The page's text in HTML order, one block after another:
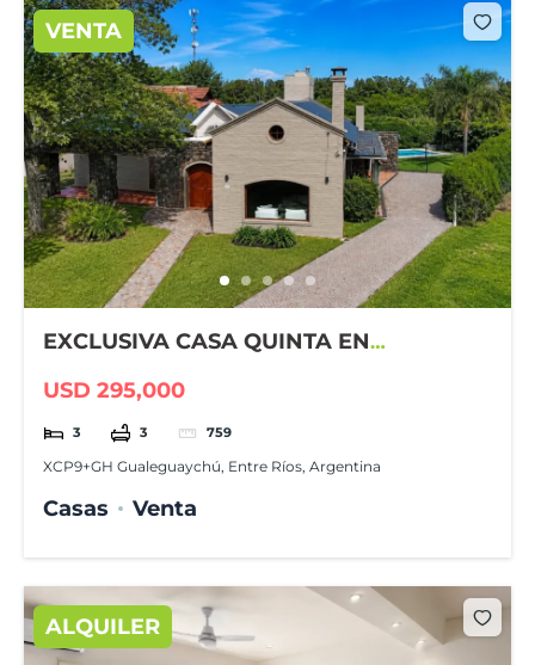
VENTA
EXCLUSIVA CASA QUINTA EN
USD 295,000
3 3 759
XCP9+GH Gualeguaychú, Entre Ríos, Argentina
Casas Venta
ALQUILER